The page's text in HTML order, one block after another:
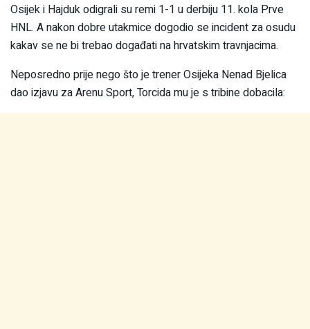
Osijek i Hajduk odigrali su remi 1-1 u derbiju 11. kola Prve
HNL. A nakon dobre utakmice dogodio se incident za osudu
kakav se ne bi trebao događati na hrvatskim travnjacima.
Neposredno prije nego što je trener Osijeka Nenad Bjelica
dao izjavu za Arenu Sport, Torcida mu je s tribine dobacila: